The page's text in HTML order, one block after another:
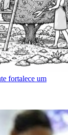
fortalece um